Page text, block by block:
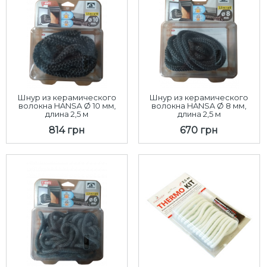
Шнур из керамического
волокна HANSA Ø 10 мм,
длина 2,5 м
814 грн
Шнур из керамического
волокна HANSA Ø 8 мм,
длина 2,5 м
670 грн